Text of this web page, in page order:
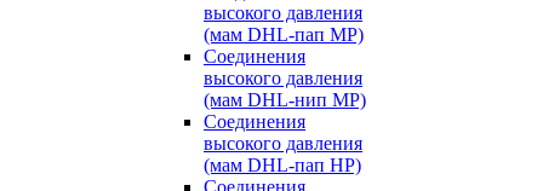
высокого давления
(мам DHL-пап MP)
Соединения
высокого давления
(мам DHL-нип MP)
Соединения
высокого давления
(мам DHL-пап HP)
Соединения